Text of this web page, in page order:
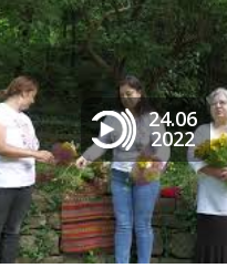
24.06
2022